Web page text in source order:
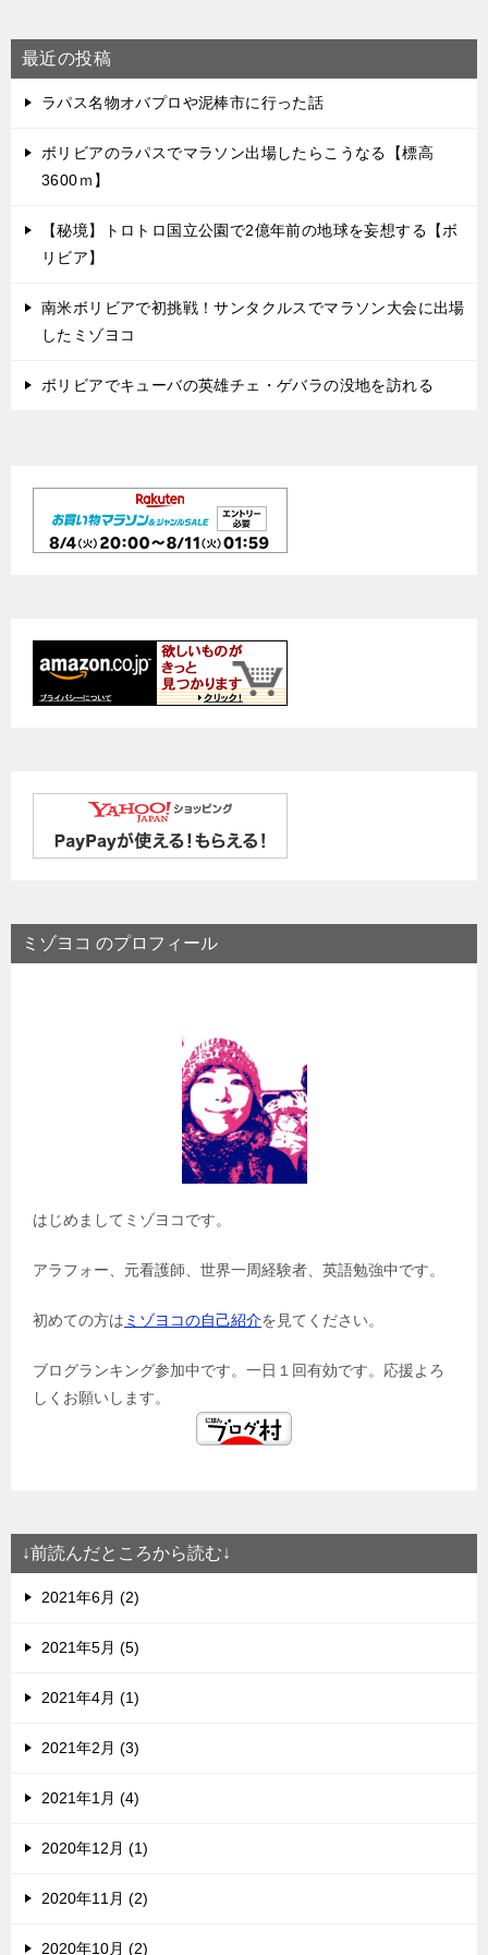
最近の投稿
ラパス名物オバプロや泥棒市に行った話
ボリビアのラパスでマラソン出場したらこうなる【標高
3600ｍ】
【秘境】トロトロ国立公園で2億年前の地球を妄想する【ボ
リビア】
南米ボリビアで初挑戦！サンタクルスでマラソン大会に出場
したミゾヨコ
ボリビアでキューバの英雄チェ・ゲバラの没地を訪れる
ミゾヨコ のプロフィール
はじめましてミゾヨコです。
アラフォー、元看護師、世界一周経験者、英語勉強中です。
初めての方は ミゾヨコの自己紹介を見てください。
ブログランキング参加中です。一日１回有効です。応援よろ
しくお願いします。
↓前読んだところから読む↓
2021年6月 (2)
2021年5月 (5)
2021年4月 (1)
2021年2月 (3)
2021年1月 (4)
2020年12月 (1)
2020年11月 (2)
2020年10月 (2)